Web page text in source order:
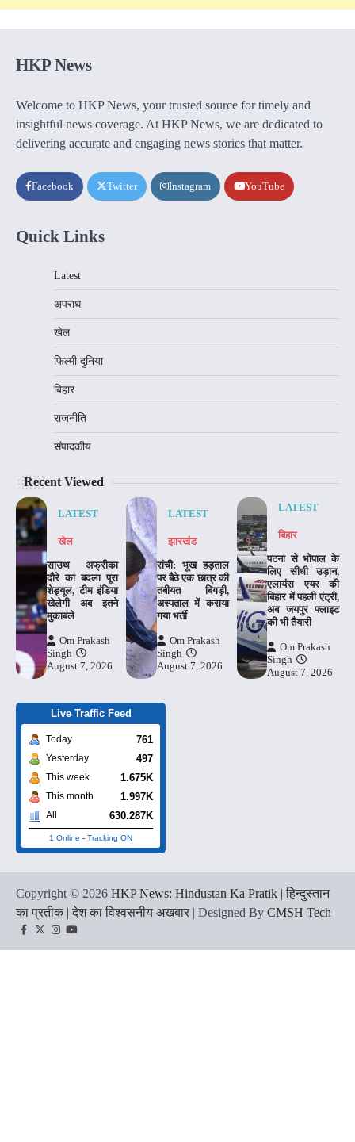
HKP News
Welcome to HKP News, your trusted source for timely and
insightful news coverage. At HKP News, we are dedicated to
delivering accurate and engaging news stories that matter.
Facebook Twitter Instagram YouTube
Quick Links
Latest
अपराध
खेल
फिल्मी दुनिया
बिहार
राजनीति
संपादकीय
Recent Viewed
LATEST
खेल
साउथ अफ्रीका
दौरे का बदला पूरा
शेड्यूल, टीम इंडिया
खेलेगी अब इतने
मुकाबले
Om Prakash
Singh
August 7, 2026
LATEST
झारखंड
रांची: भूख हड़ताल
पर बैठे एक छात्र की
तबीयत बिगड़ी,
अस्पताल में कराया
गया भर्ती
Om Prakash
Singh
August 7, 2026
LATEST
बिहार
पटना से भोपाल के
लिए सीधी उड़ान,
एलायंस एयर की
बिहार में पहली एंट्री,
अब जयपुर फ्लाइट
की भी तैयारी
Om Prakash
Singh
August 7, 2026
Live Traffic Feed
Today 761
Yesterday 497
This week 1.675K
This month 1.997K
All 630.287K
1 Online - Tracking ON
Copyright © 2026 HKP News: Hindustan Ka Pratik | हिन्दुस्तान
का प्रतीक | देश का विश्वसनीय अखबार | Designed By CMSH Tech
Facebook
TwitterInstagram
YouTube